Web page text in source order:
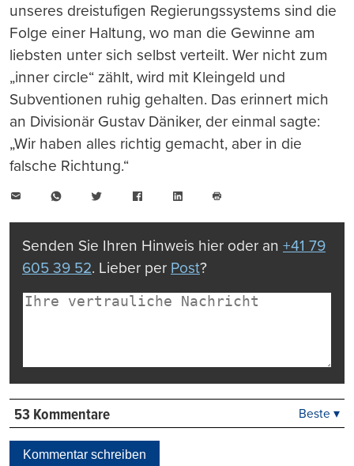
unseres dreistufigen Regierungssystems sind die
Folge einer Haltung, wo man die Gewinne am
liebsten unter sich selbst verteilt. Wer nicht zum
„inner circle“ zählt, wird mit Kleingeld und
Subventionen ruhig gehalten. Das erinnert mich
an Divisionär Gustav Däniker, der einmal sagte:
„Wir haben alles richtig gemacht, aber in die
falsche Richtung.“
WhatsAppTwitter FacebookLinkedIn
drucken
Senden Sie Ihren Hinweis hier oder an +41 79
605 39 52. Lieber per Post?
53 Kommentare Beste ▾
Kommentar schreiben